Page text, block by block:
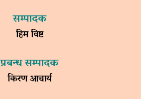
सम्पादक
हिम विष्ट
प्रबन्ध सम्पादक
किरण आचार्य